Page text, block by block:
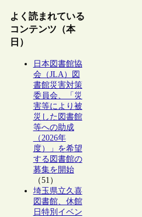
よく読まれている
コンテンツ（本
日）
日本図書館協
会（JLA）図
書館災害対策
委員会、「災
害等により被
災した図書館
等への助成
（2026年
度）」を希望
する図書館の
募集を開始
（51）
埼玉県立久喜
図書館、休館
日特別イベン